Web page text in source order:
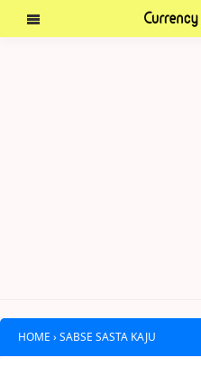
HOME › SABSE SASTA KAJU